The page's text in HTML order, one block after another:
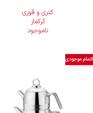
کتری و قوری
کرکماز
ناموجود
اتمام موجودی